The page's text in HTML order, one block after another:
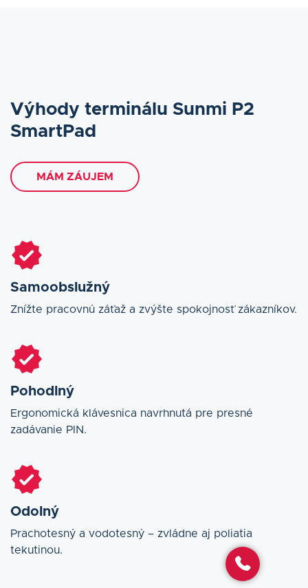
Výhody terminálu Sunmi P2
SmartPad
MÁM ZÁUJEM
Samoobslužný
Znížte pracovnú záťaž a zvýšte spokojnosť zákazníkov.
Pohodlný
Ergonomická klávesnica navrhnutá pre presné
zadávanie PIN.
Odolný
Prachotesný a vodotesný – zvládne aj poliatia
tekutinou.